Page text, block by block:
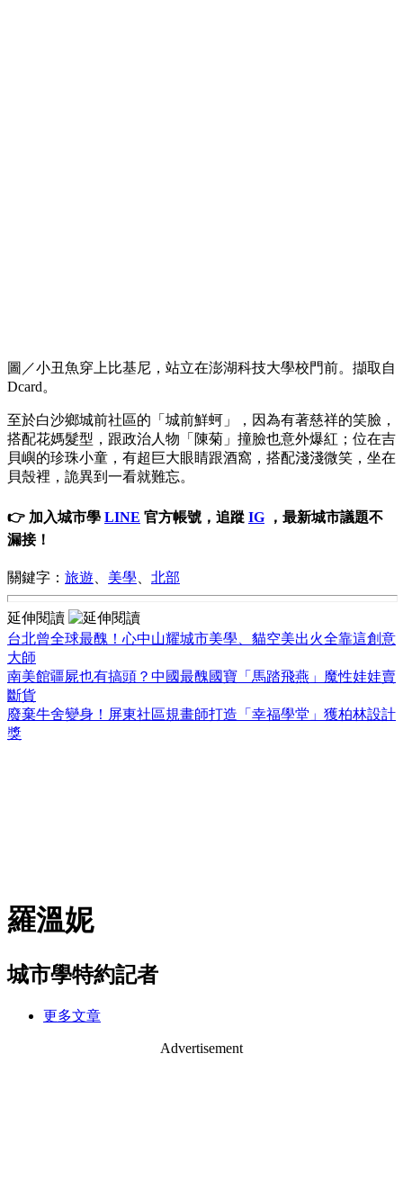
圖／小丑魚穿上比基尼，站立在澎湖科技大學校門前。擷取自
Dcard。
至於白沙鄉城前社區的「城前鮮蚵」，因為有著慈祥的笑臉，
搭配花媽髮型，跟政治人物「陳菊」撞臉也意外爆紅；位在吉
貝嶼的珍珠小童，有超巨大眼睛跟酒窩，搭配淺淺微笑，坐在
貝殼裡，詭異到一看就難忘。
👉 加入城市學 LINE 官方帳號，追蹤 IG ，最新城市議題不
漏接！
關鍵字： 旅遊 美學 北部
延伸閱讀
台北曾全球最醜！心中山耀城市美學、貓空美出火全靠這創意
大師
南美館疆屍也有搞頭？中國最醜國寶「馬踏飛燕」魔性娃娃賣
斷貨
廢棄牛舍變身！屏東社區規畫師打造「幸福學堂」獲柏林設計
獎
羅溫妮
城市學特約記者
更多文章
Advertisement